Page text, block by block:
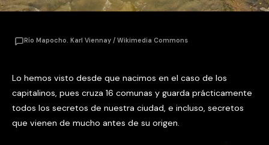
Río Mapocho. Karl Viennay / Wikimedia Commons
Lo hemos visto desde que nacimos en el caso de los
capitalinos, pues cruza 16 comunas y guarda prácticamente
todos los secretos de nuestra ciudad, e incluso, secretos
que vienen de mucho antes de su origen.